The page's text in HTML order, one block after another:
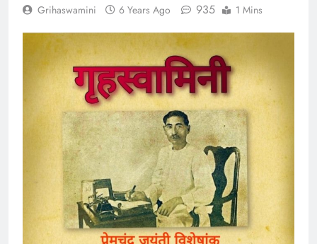
Grihaswamini 6 Years Ago 935 1 Mins